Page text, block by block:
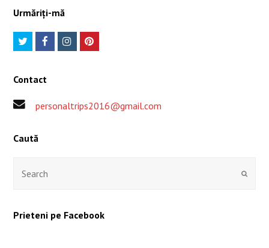
Urmăriți-mă
Contact
personaltrips2016@gmail.com
Caută
Submit
Prieteni pe Facebook